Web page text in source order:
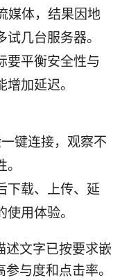
媒体，结果因地
几台服务器。
要平衡安全性与
加延迟。
键连接，观察不
下载、上传、延
用体验。
述文字已按要求嵌
与度和点击率。